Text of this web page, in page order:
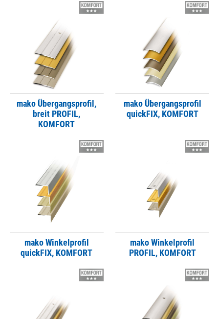
mako Übergangsprofil,
breit PROFIL,
KOMFORT
mako Übergangsprofil
quickFIX, KOMFORT
mako Winkelprofil
quickFIX, KOMFORT
mako Winkelprofil
PROFIL, KOMFORT